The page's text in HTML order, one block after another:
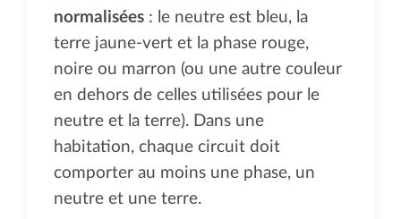
normalisées : le neutre est bleu, la
terre jaune-vert et la phase rouge,
noire ou marron (ou une autre couleur
en dehors de celles utilisées pour le
neutre et la terre). Dans une
habitation, chaque circuit doit
comporter au moins une phase, un
neutre et une terre.